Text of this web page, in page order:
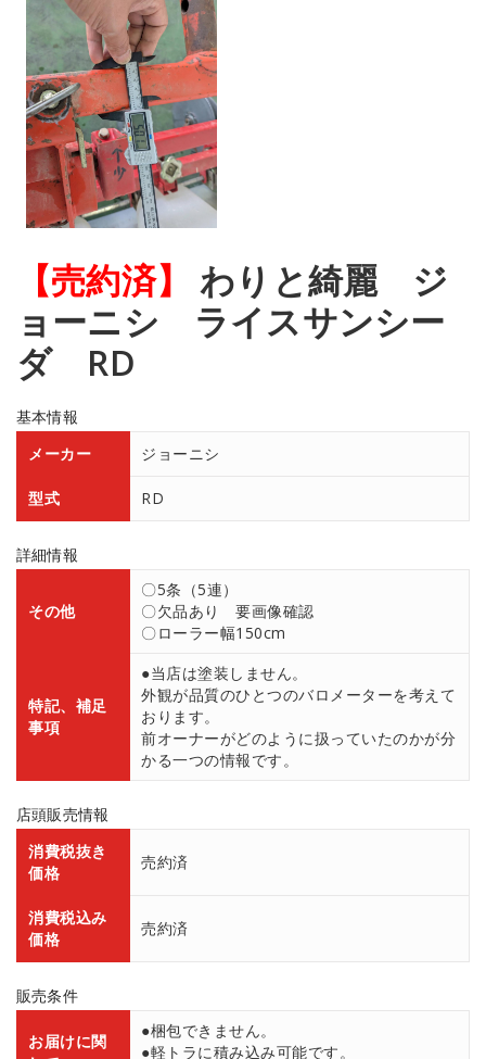
【売約済】
わりと綺麗 ジ
ョーニシ ライスサンシー
ダ RD
基本情報
メーカー
ジョーニシ
型式 RD
詳細情報
その他
〇5条（5連）
〇欠品あり 要画像確認
〇ローラー幅150cm
特記、補足
事項
●当店は塗装しません。
外観が品質のひとつのバロメーターを考えて
おります。
前オーナーがどのように扱っていたのかが分
かる一つの情報です。
店頭販売情報
消費税抜き
価格
売約済
消費税込み
価格
売約済
販売条件
お届けに関
●梱包できません。
●軽トラに積み込み可能です。